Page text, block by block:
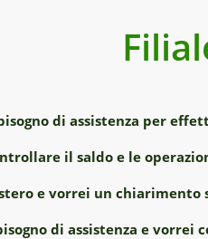
di assistenza per
il saldo e le
e vorrei un chiarimento
di assistenza e vorrei